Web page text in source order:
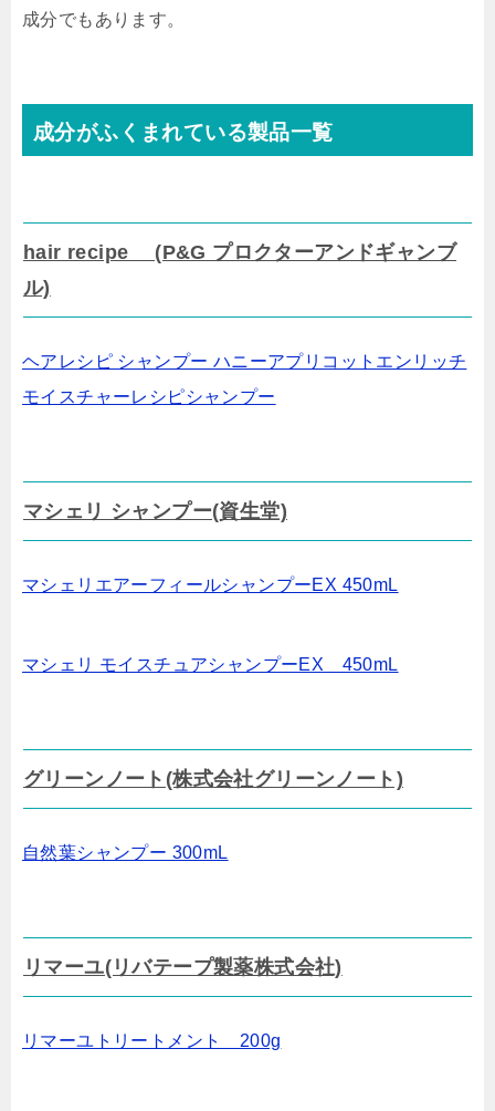
成分でもあります。
成分がふくまれている製品一覧
hair recipe (P&G プロクターアンドギャンブ
ル)
ヘアレシピ シャンプー ハニーアプリコットエンリッチ
モイスチャーレシピシャンプー
マシェリ シャンプー(資生堂)
マシェリエアーフィールシャンプーEX 450mL
マシェリ モイスチュアシャンプーEX 450mL
グリーンノート(株式会社グリーンノート)
自然葉シャンプー 300mL
リマーユ(リバテープ製薬株式会社)
リマーユトリートメント 200g